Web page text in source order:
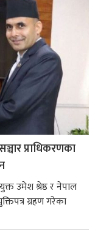
प्राधिकरणका
उमेश श्रेष्ठ र नेपाल
ग्रहण गरेका